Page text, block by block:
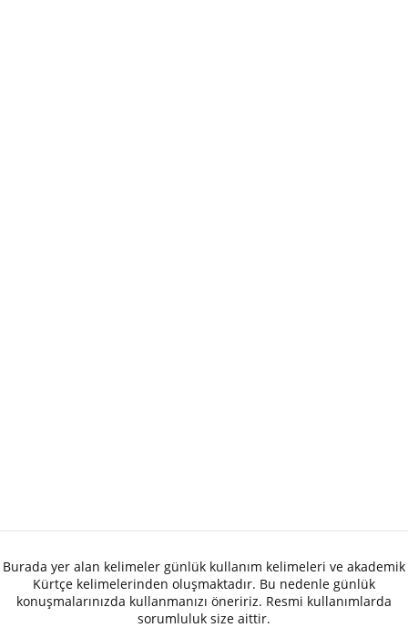
Burada yer alan kelimeler günlük kullanım kelimeleri ve akademik
Kürtçe kelimelerinden oluşmaktadır. Bu nedenle günlük
konuşmalarınızda kullanmanızı öneririz. Resmi kullanımlarda
sorumluluk size aittir.